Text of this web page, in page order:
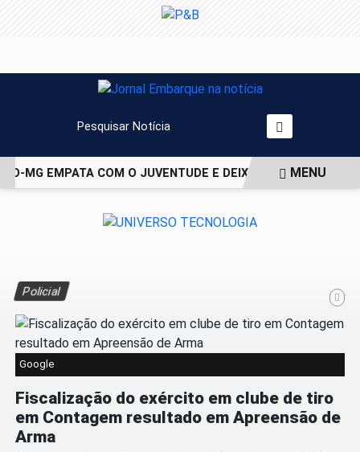
Pesquisar Notícia
MG EMPATA COM O JUVENTUDE E DEIXA VAGA NAS
MENU
Policial
Google
Fiscalização do exército em clube de tiro
em Contagem resultado em Apreensão de
Arma